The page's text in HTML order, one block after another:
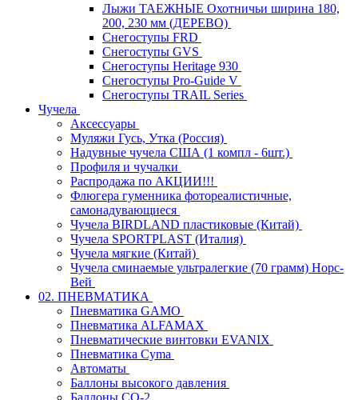
Лыжи ТАЕЖНЫЕ Охотничьи ширина 180,
200, 230 мм (ДЕРЕВО)
Снегоступы FRD
Снегоступы GVS
Снегоступы Heritage 930
Снегоступы Pro-Guide V
Снегоступы TRAIL Series
Чучела
Аксессуары
Муляжи Гусь, Утка (Россия)
Надувные чучела США (1 компл - 6шт.)
Профиля и чучалки
Распродажа по АКЦИИ!!!
Флюгера гуменника фотореалистичные,
самонадувающиеся
Чучела BIRDLAND пластиковые (Китай)
Чучела SPORTPLAST (Италия)
Чучела мягкие (Китай)
Чучела сминаемые ультралегкие (70 грамм) Норс-
Вей
02. ПНЕВМАТИКА
Пневматика GAMO
Пневматика ALFAMAX
Пневматические винтовки EVANIX
Пневматика Cyma
Автоматы
Баллоны высокого давления
Баллоны СО-2